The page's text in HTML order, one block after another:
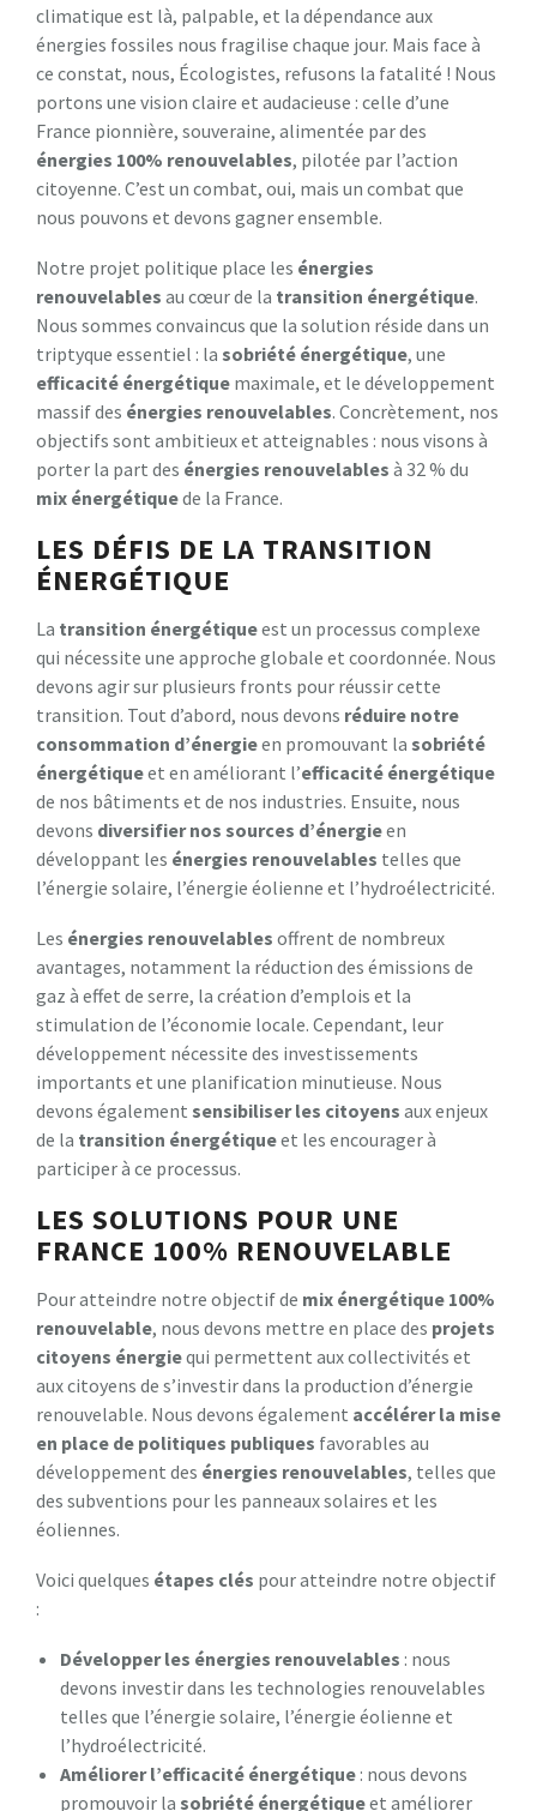
climatique est là, palpable, et la dépendance aux
énergies fossiles nous fragilise chaque jour. Mais face à
ce constat, nous, Écologistes, refusons la fatalité ! Nous
portons une vision claire et audacieuse : celle d’une
France pionnière, souveraine, alimentée par des
énergies 100% renouvelables, pilotée par l’action
citoyenne. C’est un combat, oui, mais un combat que
nous pouvons et devons gagner ensemble.
Notre projet politique place les énergies
renouvelables au cœur de la transition énergétique.
Nous sommes convaincus que la solution réside dans un
triptyque essentiel : la sobriété énergétique, une
efficacité énergétique maximale, et le développement
massif des énergies renouvelables. Concrètement, nos
objectifs sont ambitieux et atteignables : nous visons à
porter la part des énergies renouvelables à 32 % du
mix énergétiquede la France.
LES DÉFIS DE LA TRANSITION
ÉNERGÉTIQUE
La transition énergétiqueest un processus complexe
qui nécessite une approche globale et coordonnée. Nous
devons agir sur plusieurs fronts pour réussir cette
transition. Tout d’abord, nous devons réduire notre
consommation d’énergieen promouvant la sobriété
énergétiqueet en améliorant l’efficacité énergétique
de nos bâtiments et de nos industries. Ensuite, nous
devons diversifier nos sources d’énergieen
développant les énergies renouvelables telles que
l’énergie solaire, l’énergie éolienne et l’hydroélectricité.
Les énergies renouvelables offrent de nombreux
avantages, notamment la réduction des émissions de
gaz à effet de serre, la création d’emplois et la
stimulation de l’économie locale. Cependant, leur
développement nécessite des investissements
importants et une planification minutieuse. Nous
devons également sensibiliser les citoyens aux enjeux
de la transition énergétiqueet les encourager à
participer à ce processus.
LES SOLUTIONS POUR UNE
FRANCE 100% RENOUVELABLE
Pour atteindre notre objectif de mix énergétique 100%
renouvelable, nous devons mettre en place des projets
citoyens énergiequi permettent aux collectivités et
aux citoyens de s’investir dans la production d’énergie
renouvelable. Nous devons également accélérer la mise
en place de politiques publiques favorables au
développement des énergies renouvelables, telles que
des subventions pour les panneaux solaires et les
éoliennes.
Voici quelques étapes clés pour atteindre notre objectif
:
Développer les énergies renouvelables : nous
devons investir dans les technologies renouvelables
telles que l’énergie solaire, l’énergie éolienne et
l’hydroélectricité.
Améliorer l’efficacité énergétique : nous devons
promouvoir la sobriété énergétiqueet améliorer